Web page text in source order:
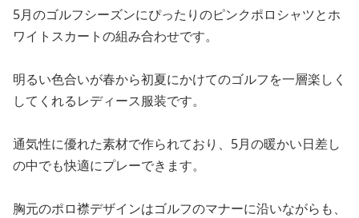
5月のゴルフシーズンにぴったりのピンクポロシャツとホ
ワイトスカートの組み合わせです。
明るい色合いが春から初夏にかけてのゴルフを一層楽しく
してくれるレディース服装です。
通気性に優れた素材で作られており、5月の暖かい日差し
の中でも快適にプレーできます。
胸元のポロ襟デザインはゴルフのマナーに沿いながらも、